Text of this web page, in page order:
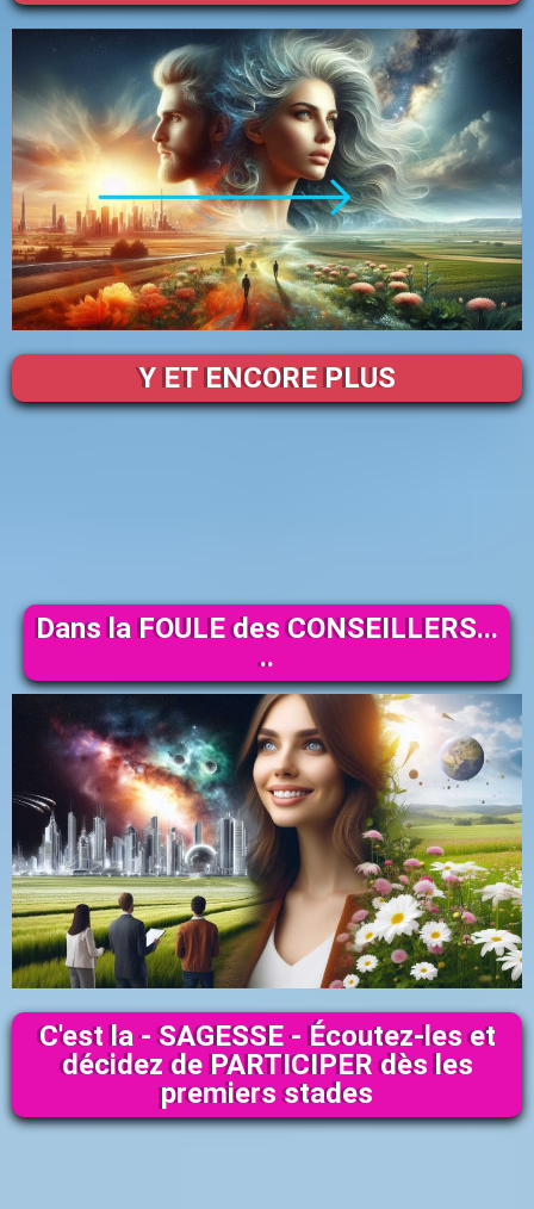
Y ET ENCORE PLUS
Dans la FOULE des CONSEILLERS...
..
C'est la - SAGESSE - Écoutez-les et
décidez de PARTICIPER dès les
premiers stades